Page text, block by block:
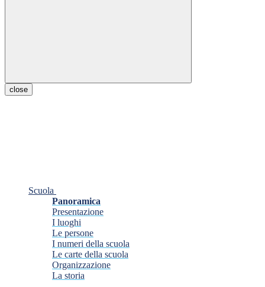
close
Scuola
Panoramica
Presentazione
I luoghi
Le persone
I numeri della scuola
Le carte della scuola
Organizzazione
La storia